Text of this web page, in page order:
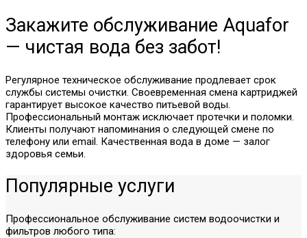
Закажите обслуживание Aquafor
— чистая вода без забот!
Регулярное техническое обслуживание продлевает срок
службы системы очистки. Своевременная смена картриджей
гарантирует высокое качество питьевой воды.
Профессиональный монтаж исключает протечки и поломки.
Клиенты получают напоминания о следующей смене по
телефону или email. Качественная вода в доме — залог
здоровья семьи.
Популярные услуги
Профессиональное обслуживание систем водоочистки и
фильтров любого типа: